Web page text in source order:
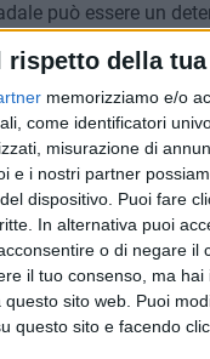
rispetto della
memorizziamo e/o
come identificatori
misurazione di
e i nostri partner
dispositivo. Puoi fare
In alternativa puoi
o di negare il
il tuo consenso, ma
sito web. Puoi
questo sito e facendo
può essere un
a un maggior
a limitare questi
FURTI AUTO